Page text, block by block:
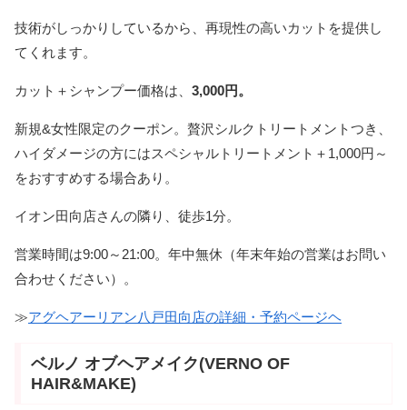
技術がしっかりしているから、再現性の高いカットを提供し
てくれます。
カット＋シャンプー価格は、 3,000円。
新規&女性限定のクーポン。贅沢シルクトリートメントつき、
ハイダメージの方にはスペシャルトリートメント＋1,000円～
をおすすめする場合あり。
イオン田向店さんの隣り、徒歩1分。
営業時間は9:00～21:00。年中無休（年末年始の営業はお問い
合わせください）。
≫アグヘアーリアン八戸田向店の詳細・予約ページヘ
ベルノ オブヘアメイク(VERNO OF
HAIR&MAKE)